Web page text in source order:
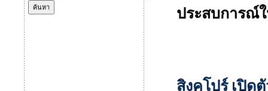
ประสบการณ์
สิงคโปร์ เปิด